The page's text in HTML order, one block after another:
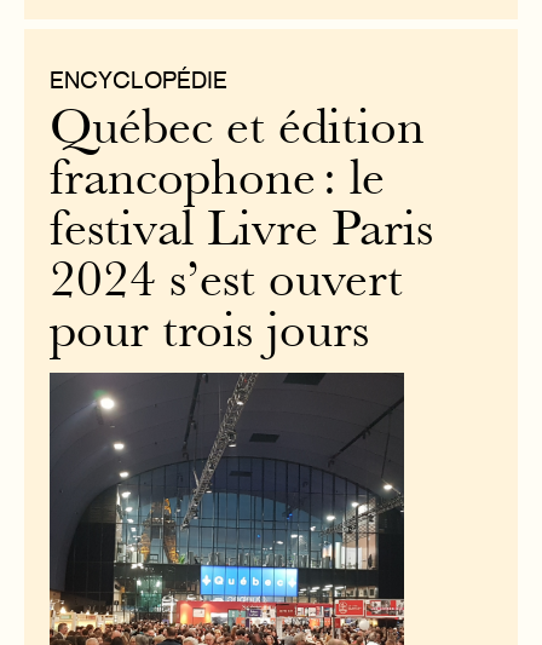
ENCYCLOPÉDIE
Québec et édition
francophone : le
festival Livre Paris
2024 s’est ouvert
pour trois jours